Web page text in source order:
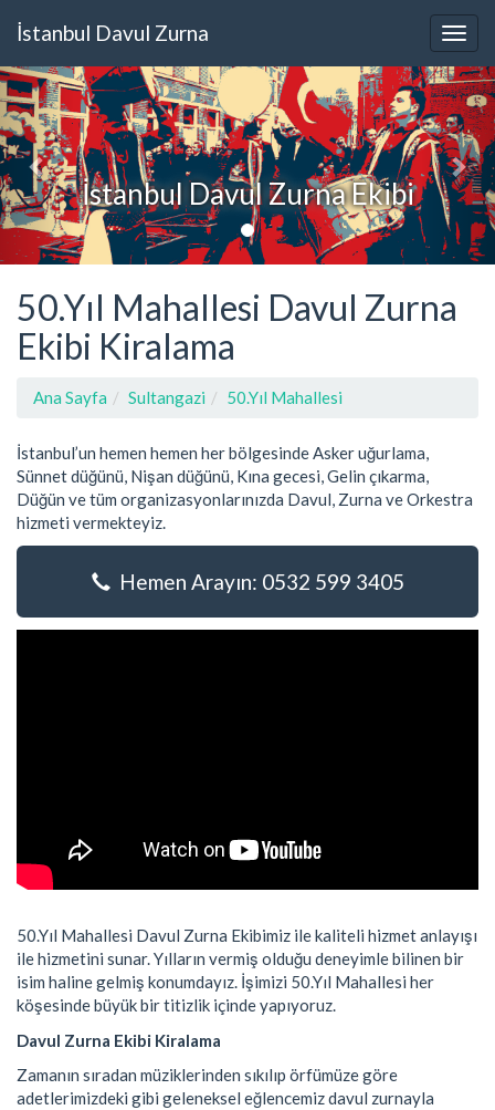
İstanbul Davul Zurna
İstanbul Davul Zurna Ekibi
50.Yıl Mahallesi Davul Zurna
Ekibi Kiralama
Ana Sayfa Sultangazi 50.Yıl Mahallesi
İstanbul’un hemen hemen her bölgesinde Asker uğurlama,
Sünnet düğünü, Nişan düğünü, Kına gecesi, Gelin çıkarma,
Düğün ve tüm organizasyonlarınızda Davul, Zurna ve Orkestra
hizmeti vermekteyiz.
Hemen Arayın: 0532 599 3405
50.Yıl Mahallesi Davul Zurna Ekibimiz ile kaliteli hizmet anlayışı
ile hizmetini sunar. Yılların vermiş olduğu deneyimle bilinen bir
isim haline gelmiş konumdayız. İşimizi 50.Yıl Mahallesi her
köşesinde büyük bir titizlik içinde yapıyoruz.
Davul Zurna Ekibi Kiralama
Zamanın sıradan müziklerinden sıkılıp örfümüze göre
adetlerimizdeki gibi geleneksel eğlencemiz davul zurnayla